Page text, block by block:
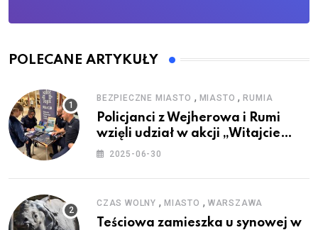
POLECANE ARTYKUŁY
BEZPIECZNE MIASTO , MIASTO ,RUMIA
Policjanci z Wejherowa i Rumi
wzięli udział w akcji „Witajcie
Wakacje”
2025-06-30
CZAS WOLNY , MIASTO , WARSZAWA
Teściowa zamieszka u synowej w